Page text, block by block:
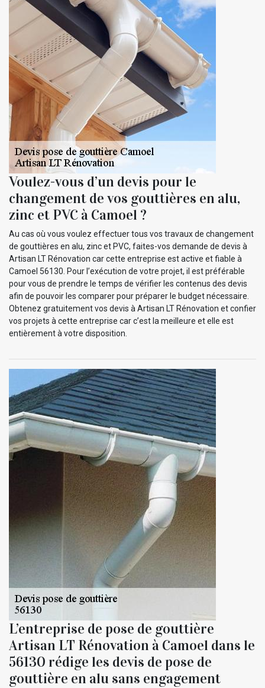
Voulez-vous d’un devis pour le
changement de vos gouttières en alu,
zinc et PVC à Camoel ?
Au cas où vous voulez effectuer tous vos travaux de changement
de gouttières en alu, zinc et PVC, faites-vos demande de devis à
Artisan LT Rénovation car cette entreprise est active et fiable à
Camoel 56130. Pour l’exécution de votre projet, il est préférable
pour vous de prendre le temps de vérifier les contenus des devis
afin de pouvoir les comparer pour préparer le budget nécessaire.
Obtenez gratuitement vos devis à Artisan LT Rénovation et confier
vos projets à cette entreprise car c’est la meilleure et elle est
entièrement à votre disposition.
L’entreprise de pose de gouttière
Artisan LT Rénovation à Camoel dans le
56130 rédige les devis de pose de
gouttière en alu sans engagement